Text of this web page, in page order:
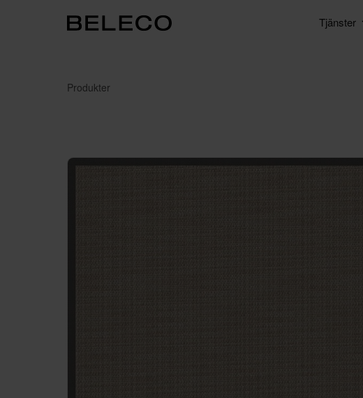
Tjänster
Produkter